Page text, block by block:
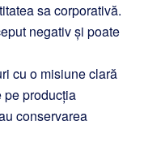
sa corporativă.
negativ și poate
cu o misiune clară
pe producția
conservarea